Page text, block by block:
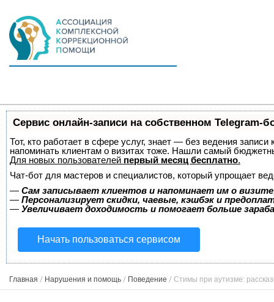
Сервис онлайн-записи на собственном Telegram-
Тот, кто работает в сфере услуг, знает — без ведения
напоминать клиентам о визитах тоже. Нашли самый
Для новых пользователей первый месяц бесплатно.
Чат-бот для мастеров и специалистов, который упрощает
— Сам записывает клиентов и напоминает им о
— Персонализирует скидки, чаевые, кэшбэк и
— Увеличивает доходимость и помогает больше
Начать пользоваться сервисом
Главная / Нарушения и помощь / Поведение / Стимы при аутизме: